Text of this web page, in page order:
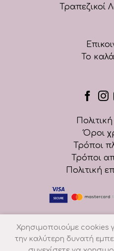
Τραπεζικοί
Το
Όροι
Τρόποι
Τρόποι
Πολιτική
Χρησιμοποιούμε cookies
την καλύτερη δυνατή